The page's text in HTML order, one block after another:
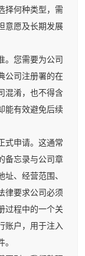
择何种类型，需
意愿及长期发展
。您需要为公司
公司注册署的在
混淆，也不得含
能有效避免后续
式申请。这通常
备忘录与公司章
、经营范围、
律要求公司必须
过程中的一个关
账户，用于注入